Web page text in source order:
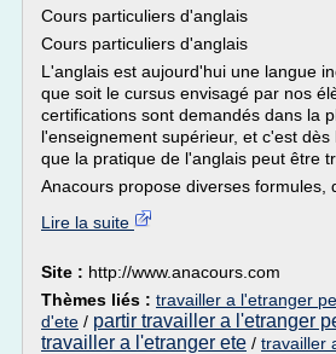
Cours particuliers d'anglais
Cours particuliers d'anglais
L'anglais est aujourd'hui une langue
que soit le cursus envisagé par nos
certifications sont demandés dans la
l'enseignement supérieur, et c'est dès
que la pratique de l'anglais peut être
Anacours propose diverses formules,
Lire la suite
Site : http://www.anacours.com
Thèmes liés : travailler a l'etranger
d'ete / partir travailler a l'etranger
travailler a l'etranger ete / travailler